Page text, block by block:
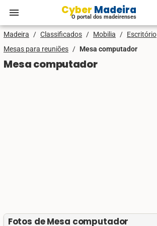
menu Cyber Madeira
O portal dos madeirenses
Madeira / Classificados / Mobilia / Escritório
Mesas para reuniões / Mesa computador
Mesa computador
Fotos de Mesa computador